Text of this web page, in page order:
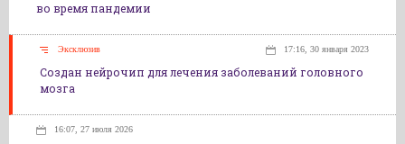
во время пандемии
Эксклюзив 17:16, 30 января 2023
Создан нейрочип для лечения заболеваний головного
мозга
16:07, 27 июля 2026